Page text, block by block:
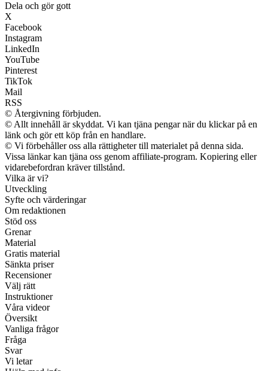
Dela och gör gott
X
Facebook
Instagram
LinkedIn
YouTube
Pinterest
TikTok
Mail
RSS
© Återgivning förbjuden.
© Allt innehåll är skyddat. Vi kan tjäna pengar när du klickar på en
länk och gör ett köp från en handlare.
© Vi förbehåller oss alla rättigheter till materialet på denna sida.
Vissa länkar kan tjäna oss genom affiliate-program. Kopiering eller
vidarebefordran kräver tillstånd.
Vilka är vi?
Utveckling
Syfte och värderingar
Om redaktionen
Stöd oss
Grenar
Material
Gratis material
Sänkta priser
Recensioner
Välj rätt
Instruktioner
Våra videor
Översikt
Vanliga frågor
Fråga
Svar
Vi letar